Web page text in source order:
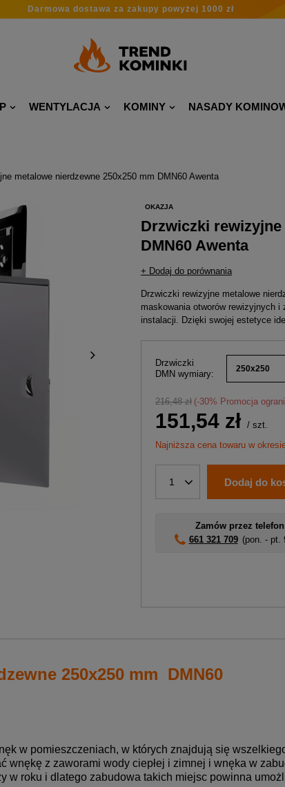
Darmowa dostawa za zakupy powyżej 1000 zł
WENTYLACJA KOMINY NASADY
metalowe nierdzewne 250x250 mm DMN60 Awenta
OKAZJA
Drzwiczki
DMN60 Awenta
+ Dodaj do porównania
Drzwiczki rewizyjne metalowe
maskowania otworów rewizyjnych
instalacji. Dzięki swojej estetyce
Drzwiczki
DMN wymiary
250x250
216,48 zł (-30% Promocja
151,54 zł / szt.
Najniższa cena towaru w
1 Dodaj do
Zamów przez
661 321 709 (pon. - pt.
250x250 mm DMN60
w pomieszczeniach, w których znajdują się
wnękę z zaworami wody ciepłej i zimnej i wnęka w
w roku i dlatego zabudowa takich miejsc powinna